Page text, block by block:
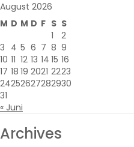
August 2026
M D M D F S S
1
2
3 4 5 6 7 8 9
10 11 12 13 14 15 16
17 18 19 2021 2223
24252627282930
31
« Juni
Archives